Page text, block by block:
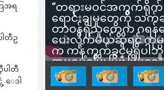
အရ
တီဥ
ပါတီ
ေဒါ
“တရားမဝင်အကွက်ရိုက်
ရောင်းချမှုတွေကို သက်
တာဝန်ရှိသူတွေက ဂရန်
ပေးလိုက်မယ်ဆိုရင် ကု
က ကန့်ကွက်ခွင့်မရှိပါဘူ
အမရပူရမြို့ပြဖွံ့ဖြိုးရေ
ဒါရိုက်တာ ဦးဇော်ရဲဝင်
ခြင်း